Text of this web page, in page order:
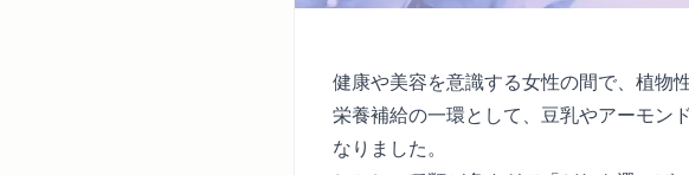
健康や美容を意識する女性の間で、植物
栄養補給の一環として、豆乳やアーモン
なりました。